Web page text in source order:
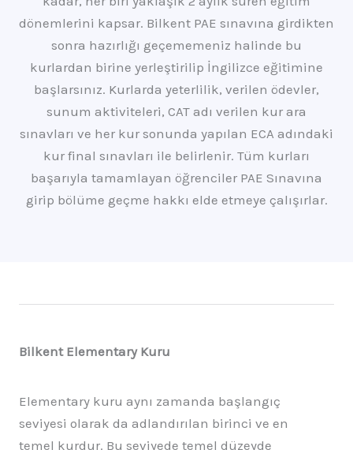
dönemlerini kapsar. Bilkent PAE sınavına girdikten
sonra hazırlığı geçememeniz halinde bu
kurlardan birine yerleştirilip İngilizce eğitimine
başlarsınız. Kurlarda yeterlilik, verilen ödevler,
sunum aktiviteleri, CAT adı verilen kur ara
sınavları ve her kur sonunda yapılan ECA adındaki
kur final sınavları ile belirlenir. Tüm kurları
başarıyla tamamlayan öğrenciler PAE Sınavına
girip bölüme geçme hakkı elde etmeye çalışırlar.
Bilkent Elementary Kuru
Elementary kuru aynı zamanda başlangıç
seviyesi olarak da adlandırılan birinci ve en
temel kurdur. Bu seviyede temel düzeyde